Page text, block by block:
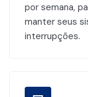
por semana,
manter seus
interrupções.